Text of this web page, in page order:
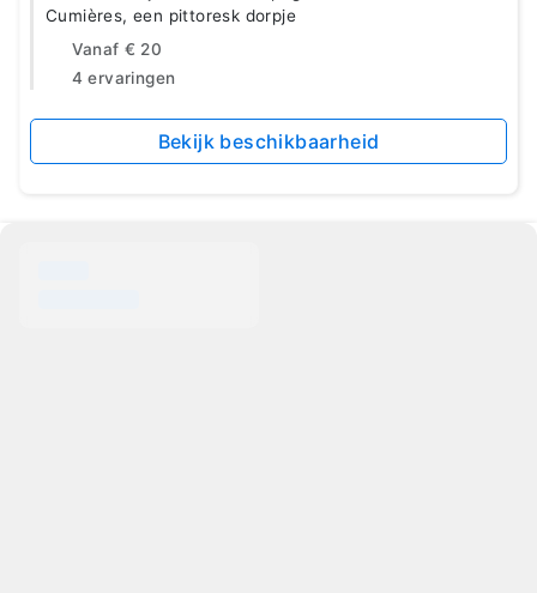
Cumières, een pittoresk dorpje
Vanaf € 20
4 ervaringen
Bekijk beschikbaarheid